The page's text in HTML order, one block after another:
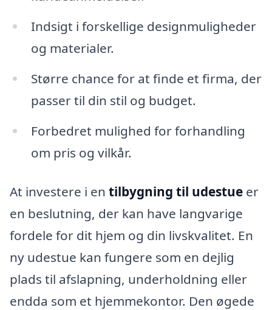
Indsigt i forskellige designmuligheder
og materialer.
Større chance for at finde et firma, der
passer til din stil og budget.
Forbedret mulighed for forhandling
om pris og vilkår.
At investere i en tilbygning til udestue er
en beslutning, der kan have langvarige
fordele for dit hjem og din livskvalitet. En
ny udestue kan fungere som en dejlig
plads til afslapning, underholdning eller
endda som et hjemmekontor. Den øgede